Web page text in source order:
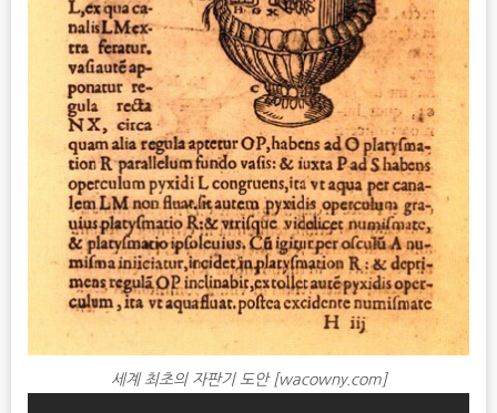
세계 최초의 자판기 도안 [wacowny.com]